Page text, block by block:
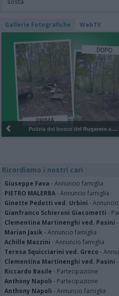
Gallerie Fotografiche WebTV
Pulizia del bosco del Rugareto a ...
Ricordiamo i nostri cari
Giuseppe Fava - Annuncio famiglia
PIETRO MALERBA- Annuncio famiglia
Ginette Pedotti ved. Urbini -
Gianfranco Schieroni Giacometti -
Clementina Martinenghi ved. Pasini
Marian Jasik - Annuncio famiglia
Achille Mazzini - Annuncio famiglia
Teresa Squicciarini ved. Greco -
Clementina Martinenghi ved. Pasini
Riccardo Basile - Partecipazione
Anthony Napoli - Partecipazione
Anthony Napoli - Annuncio famiglia